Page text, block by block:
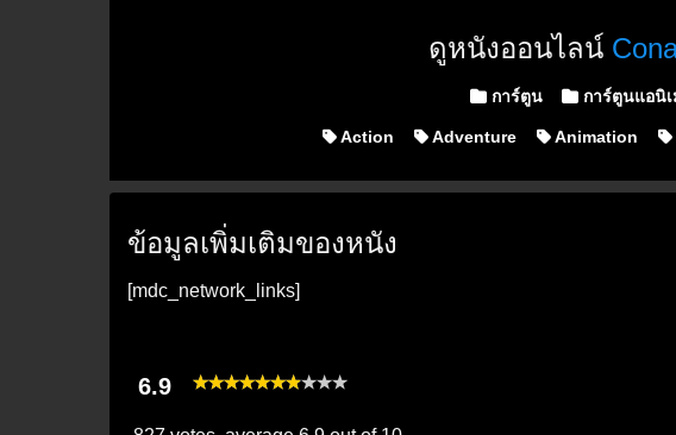
ดูหนังออนไลน์
Posted in
การ์ตูน การ์ตูนแอนิ
Action Adventure Animation
ข้อมูลเพิ่มเติมของหนัง
[mdc_network_links]
6.9